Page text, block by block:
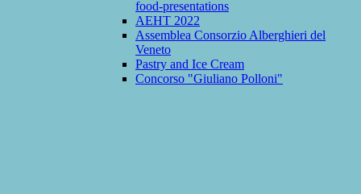
food-presentations
AEHT 2022
Assemblea Consorzio Alberghieri del
Veneto
Pastry and Ice Cream
Concorso "Giuliano Polloni"